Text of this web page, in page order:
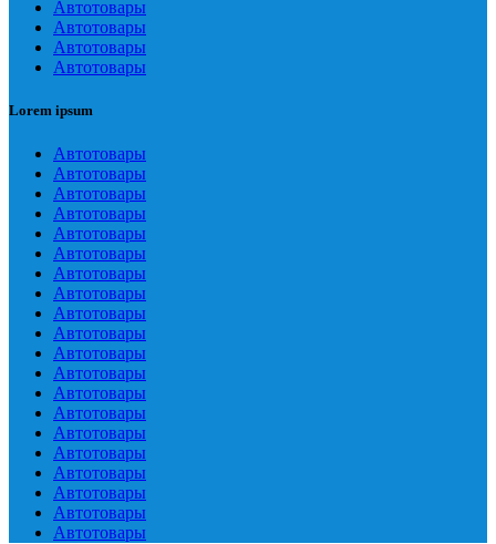
Автотовары
Автотовары
Автотовары
Автотовары
Lorem ipsum
Автотовары
Автотовары
Автотовары
Автотовары
Автотовары
Автотовары
Автотовары
Автотовары
Автотовары
Автотовары
Автотовары
Автотовары
Автотовары
Автотовары
Автотовары
Автотовары
Автотовары
Автотовары
Автотовары
Автотовары